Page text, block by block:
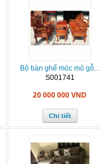
Bộ bàn ghế móc mỏ gỗ...
S001741
20 000 000 VND
Chi tiết